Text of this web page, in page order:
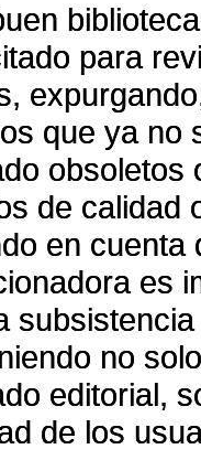
para
que ya no
obsoletos
de calidad
en cuenta
es
no
editorial,
de los